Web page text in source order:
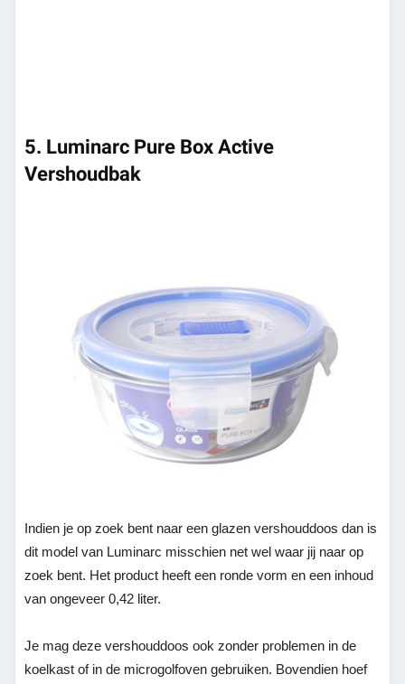
5. Luminarc Pure Box Active
Vershoudbak
Indien je op zoek bent naar een glazen vershouddoos dan is
dit model van Luminarc misschien net wel waar jij naar op
zoek bent. Het product heeft een ronde vorm en een inhoud
van ongeveer 0,42 liter.
Je mag deze vershouddoos ook zonder problemen in de
koelkast of in de microgolfoven gebruiken. Bovendien hoef